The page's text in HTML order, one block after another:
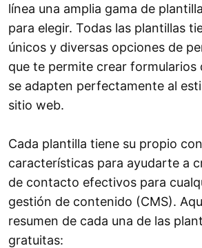
línea una amplia gama de
para elegir. Todas las plantillas
únicos y diversas opciones de
que te permite crear
se adapten perfectamente al
sitio web.
Cada plantilla tiene su propio
características para ayudarte a
de contacto efectivos para
gestión de contenido (CMS).
resumen de cada una de las
gratuitas: